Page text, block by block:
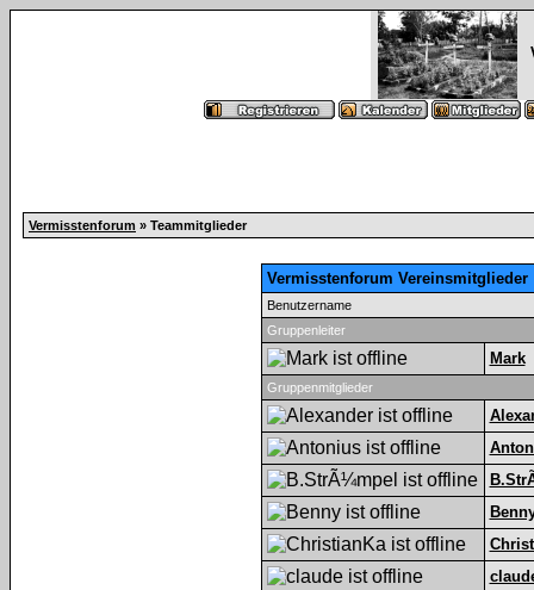
Vermisstenforum » Teammitglieder
Vermisstenforum Vereinsmitglieder
Benutzername
Gruppenleiter
Mark
Gruppenmitglieder